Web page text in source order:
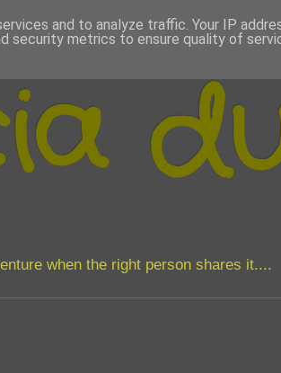
when the right person shares it....
and to analyze traffic. Your IP
security metrics to ensure quality of